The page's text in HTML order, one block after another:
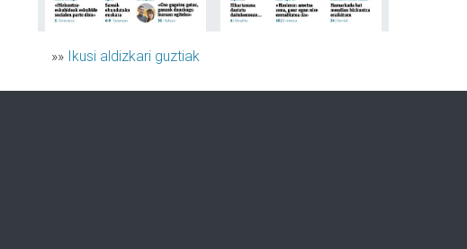
»» Ikusi aldizkari guztiak